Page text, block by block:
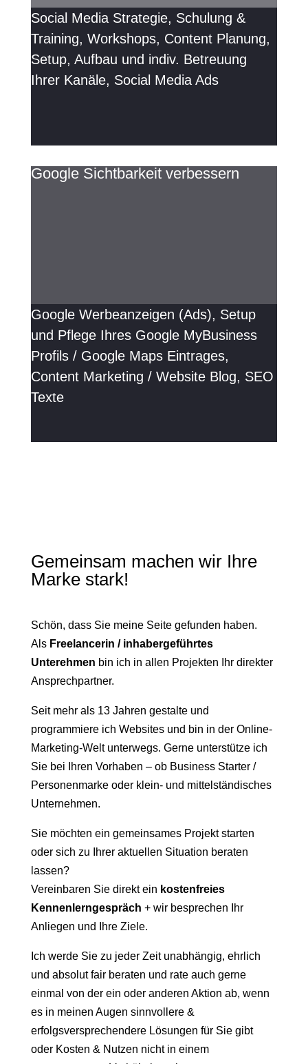
Social Media Strategie, Schulung &
Training, Workshops, Content Planung,
Setup, Aufbau und indiv. Betreuung
Ihrer Kanäle, Social Media Ads
Google Sichtbarkeit verbessern
Google Werbeanzeigen (Ads), Setup
und Pflege Ihres Google MyBusiness
Profils / Google Maps Eintrages,
Content Marketing / Website Blog, SEO
Texte
Gemeinsam machen wir Ihre
Marke stark!
Schön, dass Sie meine Seite gefunden haben.
Als Freelancerin / inhabergeführtes
Unterehmen bin ich in allen Projekten Ihr direkter
Ansprechpartner.
Seit mehr als 13 Jahren gestalte und
programmiere ich Websites und bin in der Online-
Marketing-Welt unterwegs. Gerne unterstütze ich
Sie bei Ihren Vorhaben – ob Business Starter /
Personenmarke oder klein- und mittelständisches
Unternehmen.
Sie möchten ein gemeinsames Projekt starten
oder sich zu Ihrer aktuellen Situation beraten
lassen?
Vereinbaren Sie direkt ein kostenfreies
Kennenlerngespräch + wir besprechen Ihr
Anliegen und Ihre Ziele.
Ich werde Sie zu jeder Zeit unabhängig, ehrlich
und absolut fair beraten und rate auch gerne
einmal von der ein oder anderen Aktion ab, wenn
es in meinen Augen sinnvollere &
erfolgsversprechendere Lösungen für Sie gibt
oder Kosten & Nutzen nicht in einem